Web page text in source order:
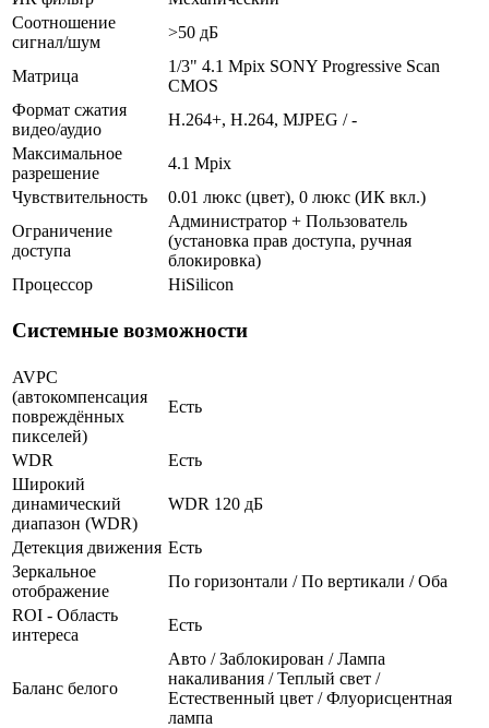
Соотношение
сигнал/шум
>50 дБ
Матрица
1/3" 4.1 Mpix SONY Progressive Scan
CMOS
Формат сжатия
видео/аудио
H.264+, H.264, MJPEG / -
Максимальное
разрешение
4.1 Mpix
Чувствительность
0.01 люкс (цвет), 0 люкс (ИК вкл.)
Ограничение
доступа
Администратор + Пользователь
(установка прав доступа, ручная
блокировка)
Процессор
HiSilicon
Системные возможности
AVPC
(автокомпенсация
повреждённых
пикселей)
Есть
WDR
Есть
Широкий
динамический
диапазон (WDR)
WDR 120 дБ
Детекция движения Есть
Зеркальное
отображение
По горизонтали / По вертикали / Оба
ROI - Область
интереса
Есть
Баланс белого
Авто / Заблокирован / Лампа
накаливания / Теплый свет /
Естественный цвет / Флуорисцентная
лампа